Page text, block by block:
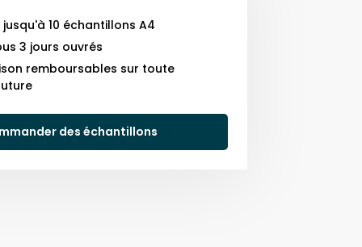
10 échantillons A4
3 jours ouvrés
remboursables sur toute
des échantillons